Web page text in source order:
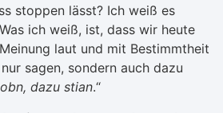
stoppen lässt? Ich weiß es
ich weiß, ist, dass wir heute
laut und mit Bestimmtheit
sagen, sondern auch dazu
dazu stian.“